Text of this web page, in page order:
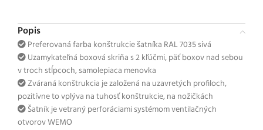
Popis
Preferovaná farba konštrukcie šatníka RAL 7035 sivá
Uzamykateľná boxová skriňa s 2 kľúčmi, päť boxov nad sebou
v troch stĺpcoch, samolepiaca menovka
Zváraná konštrukcia je založená na uzavretých profiloch,
pozitívne to vplýva na tuhosť konštrukcie, na nožičkách
Šatník je vetraný perforáciami systémom ventilačných
otvorov WEMO